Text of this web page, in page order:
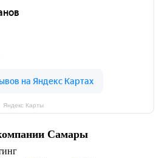
Яндекс Карты
Самары